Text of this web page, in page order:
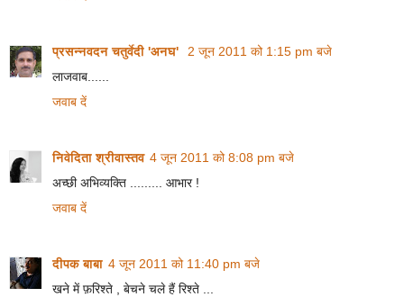
प्रसन्नवदन चतुर्वेदी 'अनघ'
2 जून 2011 को 1:15 pm बजे
लाजवाब......
जवाब दें
निवेदिता श्रीवास्तव 4 जून 2011 को 8:08 pm बजे
अच्छी अभिव्यक्ति ......... आभार !
जवाब दें
दीपक बाबा 4 जून 2011 को 11:40 pm बजे
खने में फ़रिश्ते , बेचने चले हैं रिश्ते ...